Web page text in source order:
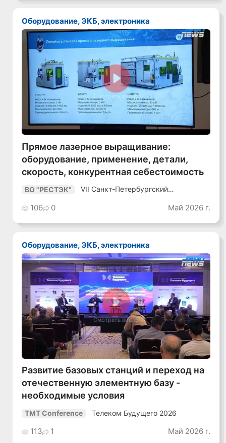
Оборудование, ЭКБ, электроника
Смотреть видео
Прямое лазерное выращивание:
оборудование, применение, детали,
скорость, конкурентная себестоимость
ВО "РЕСТЭК"
VII Санкт-Петербургский
106 0 Май 2026 г.
Оборудование, ЭКБ, электроника
Смотреть видео
Развитие базовых станций и переход на
отечественную элементную базу -
необходимые условия
TMT Conference Телеком Будущего 2026
113 1 Май 2026 г.